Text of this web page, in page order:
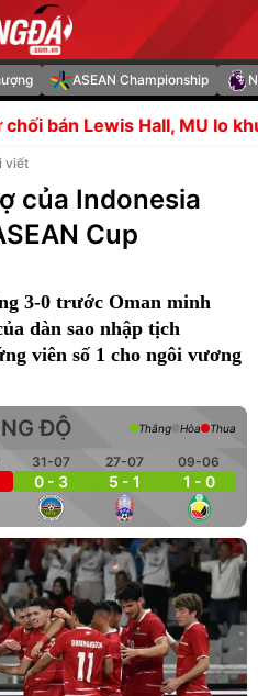
ASEAN Championship
MU lo khủng hoảng cánh
viết
của Indonesia
Cup
3-0 trước Oman minh
dàn sao nhập tịch
viên số 1 cho ngôi vương
ĐỘ
31-07
0 - 3
27-07
5 - 1
09-06
1 - 0
Thắng Hòa Thua